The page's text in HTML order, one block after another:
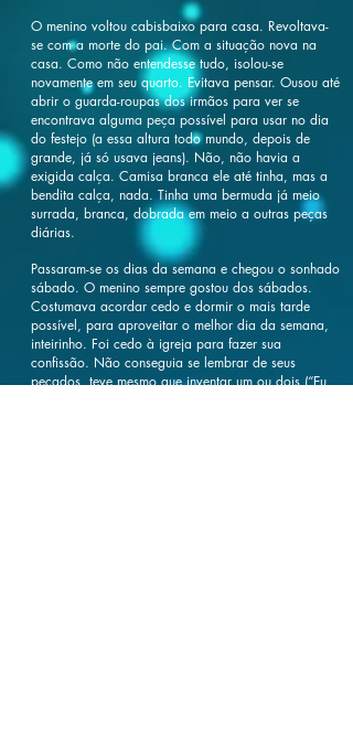
O menino voltou cabisbaixo para casa. Revoltava-
se com a morte do pai. Com a situação nova na
casa. Como não entendesse tudo, isolou-se
novamente em seu quarto. Evitava pensar. Ousou até
abrir o guarda-roupas dos irmãos para ver se
encontrava alguma peça possível para usar no dia
do festejo (a essa altura todo mundo, depois de
grande, já só usava jeans). Não, não havia a
exigida calça. Camisa branca ele até tinha, mas a
bendita calça, nada. Tinha uma bermuda já meio
surrada, branca, dobrada em meio a outras peças
diárias.
Passaram-se os dias da semana e chegou o sonhado
sábado. O menino sempre gostou dos sábados.
Costumava acordar cedo e dormir o mais tarde
possível, para aproveitar o melhor dia da semana,
inteirinho. Foi cedo à igreja para fazer sua
confissão. Não conseguia se lembrar de seus
pecados, teve mesmo que inventar um ou dois (“Eu